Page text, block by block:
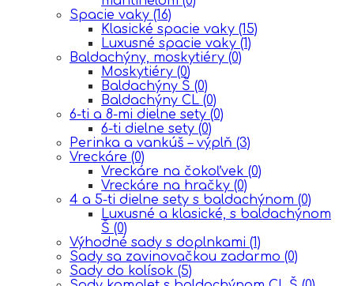
Spacie vaky (16)
Klasické spacie vaky (15)
Luxusné spacie vaky (1)
Baldachýny, moskytiéry (0)
Moskytiéry (0)
Baldachýny Š (0)
Baldachýny CL (0)
6-ti a 8-mi dielne sety (0)
6-ti dielne sety (0)
Perinka a vankúš – výplň (3)
Vreckáre (0)
Vreckáre na čokoľvek (0)
Vreckáre na hračky (0)
4 a 5-ti dielne sety s baldachýnom (0)
Luxusné a klasické, s baldachýnom
Š (0)
Výhodné sady s doplnkami (1)
Sady sa zavinovačkou zadarmo (0)
Sady do kolísok (5)